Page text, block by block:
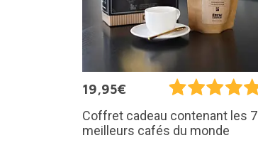
19,95€
Coffret cadeau contenant les 7
meilleurs cafés du monde